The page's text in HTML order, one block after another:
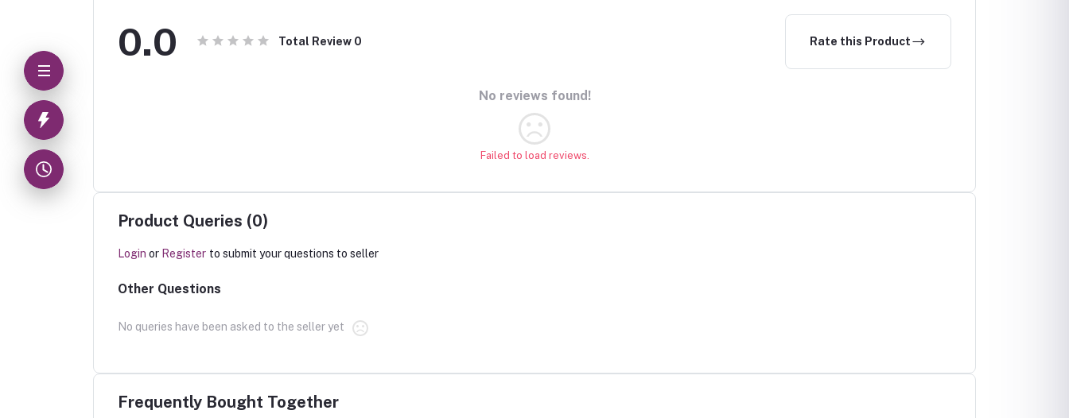
0.0 Total Review 0 Rate this Product
No reviews found!
Failed to load reviews.
Product Queries (0)
Login or Register to submit your questions to seller
Other Questions
No queries have been asked to the seller yet
Frequently Bought Together